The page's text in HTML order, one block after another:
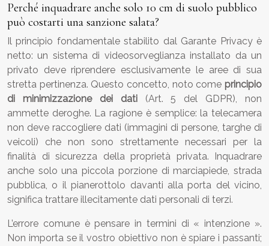
Perché inquadrare anche solo 10 cm di suolo pubblico
può costarti una sanzione salata?
Il principio fondamentale stabilito dal Garante Privacy è
netto: un sistema di videosorveglianza installato da un
privato deve riprendere esclusivamente le aree di sua
stretta pertinenza. Questo concetto, noto come principio
di minimizzazione dei dati(Art. 5 del GDPR), non
ammette deroghe. La ragione è semplice: la telecamera
non deve raccogliere dati (immagini di persone, targhe di
veicoli) che non sono strettamente necessari per la
finalità di sicurezza della proprietà privata. Inquadrare
anche solo una piccola porzione di marciapiede, strada
pubblica, o il pianerottolo davanti alla porta del vicino,
significa trattare illecitamente dati personali di terzi.
L’errore comune è pensare in termini di « intenzione ».
Non importa se il vostro obiettivo non è spiare i passanti;